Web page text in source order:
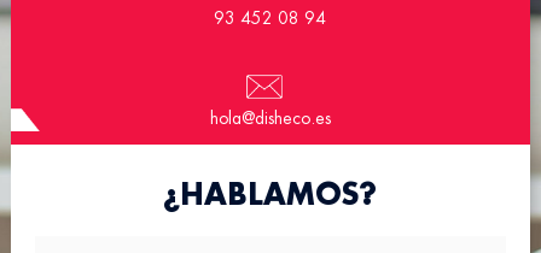
93 452 08 94
hola@disheco.es
¿HABLAMOS?